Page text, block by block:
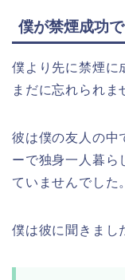
僕が禁煙成功
僕より先に禁煙に
まだに忘れられま
彼は僕の友人の中
ーで独身一人暮ら
ていませんでした。
僕は彼に聞きまし